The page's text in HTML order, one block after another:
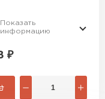
Показать
информацию
₽